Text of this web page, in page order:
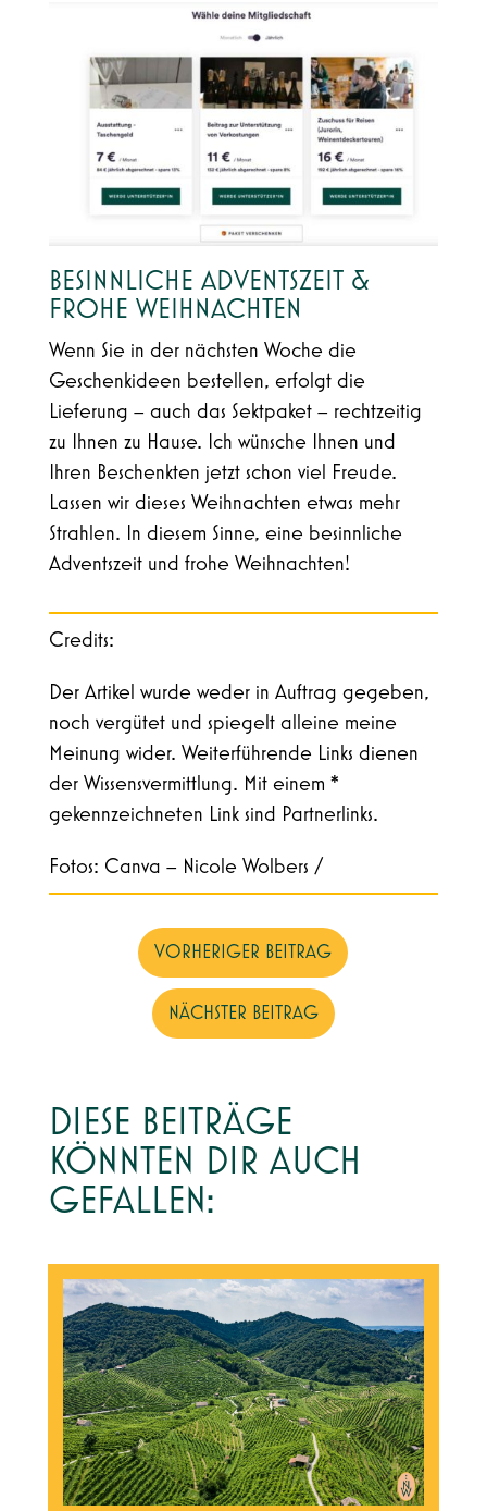
BESINNLICHE ADVENTSZEIT &
FROHE WEIHNACHTEN
Wenn Sie in der nächsten Woche die
Geschenkideen bestellen, erfolgt die
Lieferung – auch das Sektpaket – rechtzeitig
zu Ihnen zu Hause. Ich wünsche Ihnen und
Ihren Beschenkten jetzt schon viel Freude.
Lassen wir dieses Weihnachten etwas mehr
Strahlen. In diesem Sinne, eine besinnliche
Adventszeit und frohe Weihnachten!
Credits:
Der Artikel wurde weder in Auftrag gegeben,
noch vergütet und spiegelt alleine meine
Meinung wider. Weiterführende Links dienen
der Wissensvermittlung. Mit einem *
gekennzeichneten Link sind Partnerlinks.
Fotos: Canva – Nicole Wolbers /
VORHERIGER BEITRAG
NÄCHSTER BEITRAG
DIESE BEITRÄGE
KÖNNTEN DIR AUCH
GEFALLEN: